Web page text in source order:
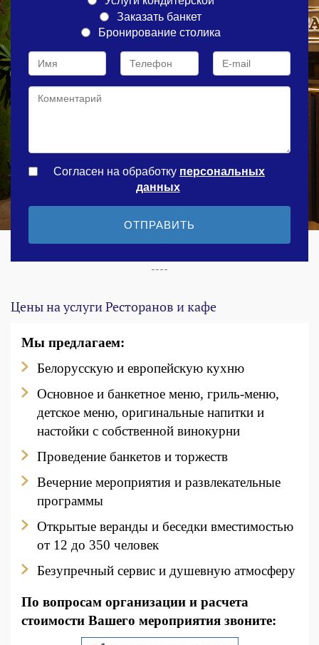
Заказать банкет
Бронирование столика
Согласен на обработку персональныx
данных
ОТПРАВИТЬ
----
Цены на услуги Ресторанов и кафе
Мы предлагаем:
Белорусскую и европейскую кухню
Основное и банкетное меню, гриль-меню,
детское меню, оригинальные напитки и
настойки с собственной винокурни
Проведение банкетов и торжеств
Вечерние мероприятия и развлекательные
программы
Открытые веранды и беседки вместимостью
от 12 до 350 человек
Безупречный сервис и душевную атмосферу
По вопросам организации и расчета
стоимости Вашего мероприятия звоните: